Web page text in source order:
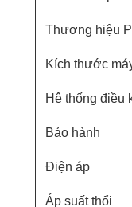
Thương hiệu
Kích thước
Hệ thống điều
Bảo hành
Điện áp
Áp suất thổi